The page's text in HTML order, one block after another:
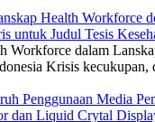
Health Workforce
untuk Judul Tesis
Workforce dalam
Krisis kecukupan,